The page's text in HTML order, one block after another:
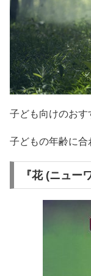
子ども向けのおす
子どもの年齢に合
『花 (ニュー